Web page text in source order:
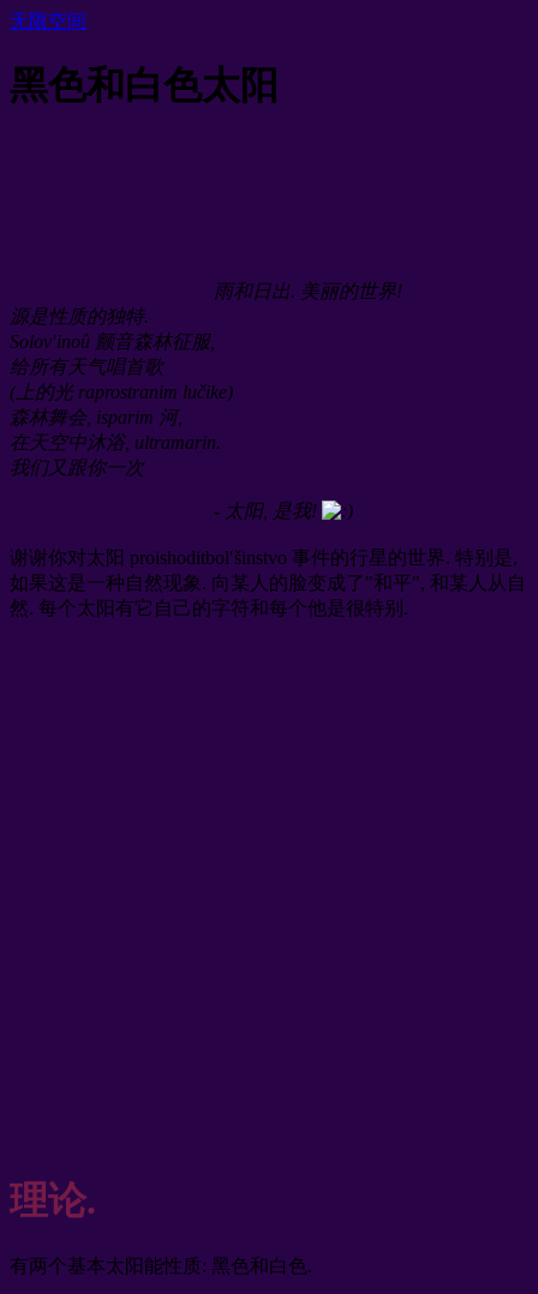
无限空间
黑色和白色太阳
雨和日出. 美丽的世界!
源是性质的独特.
Solov′inoû 颤音森林征服,
给所有天气唱首歌
(上的光 raprostranim lučike)
森林舞会, isparim 河,
在天空中沐浴, ultramarin.
我们又跟你一次
- 太阳, 是我!
谢谢你对太阳 proishoditbol′šinstvo 事件的行星的世界. 特别是,
如果这是一种自然现象. 向某人的脸变成了"和平", 和某人从自
然. 每个太阳有它自己的字符和每个他是很特别.
理论.
有两个基本太阳能性质: 黑色和白色.